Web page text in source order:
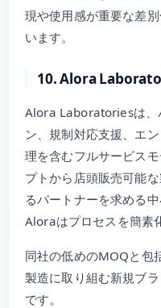
現や使用感が重要な差
います。
10. Alora
Alora Laboratoriesは、
ン、規制対応支援、エ
理を含むフルサービス
プトから店頭販売可能
るパートナーを求める
Aloraはプロセスを簡素
同社の低めのMOQと包
製造に取り組む新規ブ
です。